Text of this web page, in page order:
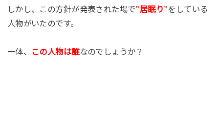
しかし、この方針が発表された場で”居眠り”をしている
人物がいたのです。
一体、 この人物は誰なのでしょうか？